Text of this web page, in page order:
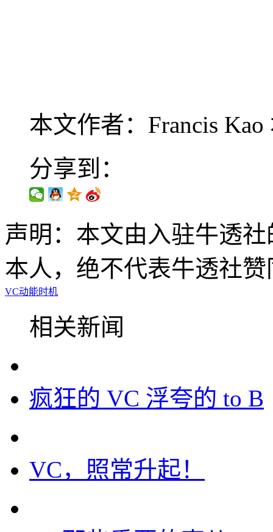
本文作者：Francis Kao
分享到：
声明：本文由入驻牛透
本人，绝不代表牛透社
VC动能时机
相关新闻
疯狂的 VC 浮夸的 to B
VC，照常升起！